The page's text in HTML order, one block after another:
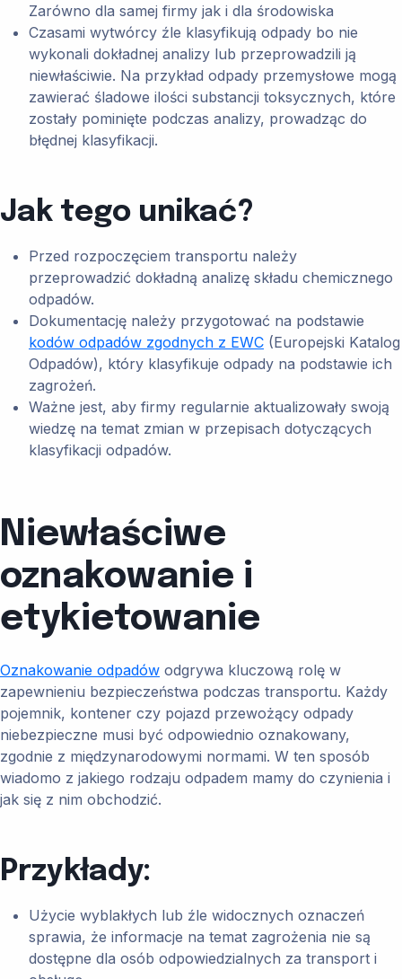
Zarówno dla samej firmy jak i dla środowiska
Czasami wytwórcy źle klasyfikują odpady bo nie
wykonali dokładnej analizy lub przeprowadzili ją
niewłaściwie. Na przykład odpady przemysłowe mogą
zawierać śladowe ilości substancji toksycznych, które
zostały pominięte podczas analizy, prowadząc do
błędnej klasyfikacji.
Jak tego unikać?
Przed rozpoczęciem transportu należy
przeprowadzić dokładną analizę składu chemicznego
odpadów.
Dokumentację należy przygotować na podstawie
kodów odpadów zgodnych z EWC (Europejski Katalog
Odpadów), który klasyfikuje odpady na podstawie ich
zagrożeń.
Ważne jest, aby firmy regularnie aktualizowały swoją
wiedzę na temat zmian w przepisach dotyczących
klasyfikacji odpadów.
Niewłaściwe
oznakowanie i
etykietowanie
Oznakowanie odpadów odgrywa kluczową rolę w
zapewnieniu bezpieczeństwa podczas transportu. Każdy
pojemnik, kontener czy pojazd przewożący odpady
niebezpieczne musi być odpowiednio oznakowany,
zgodnie z międzynarodowymi normami. W ten sposób
wiadomo z jakiego rodzaju odpadem mamy do czynienia i
jak się z nim obchodzić.
Przykłady:
Użycie wyblakłych lub źle widocznych oznaczeń
sprawia, że informacje na temat zagrożenia nie są
dostępne dla osób odpowiedzialnych za transport i